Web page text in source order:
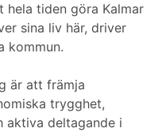
tiden göra Kalmar
sina liv här, driver
kommun.
är att främja
trygghet,
aktiva deltagande i